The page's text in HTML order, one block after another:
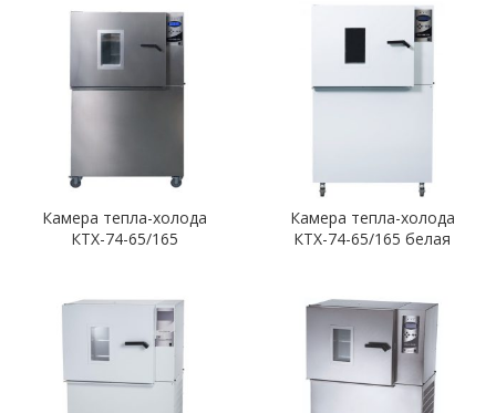
Камера тепла-холода
КТХ-74-65/165
Камера тепла-холода
КТХ-74-65/165 белая